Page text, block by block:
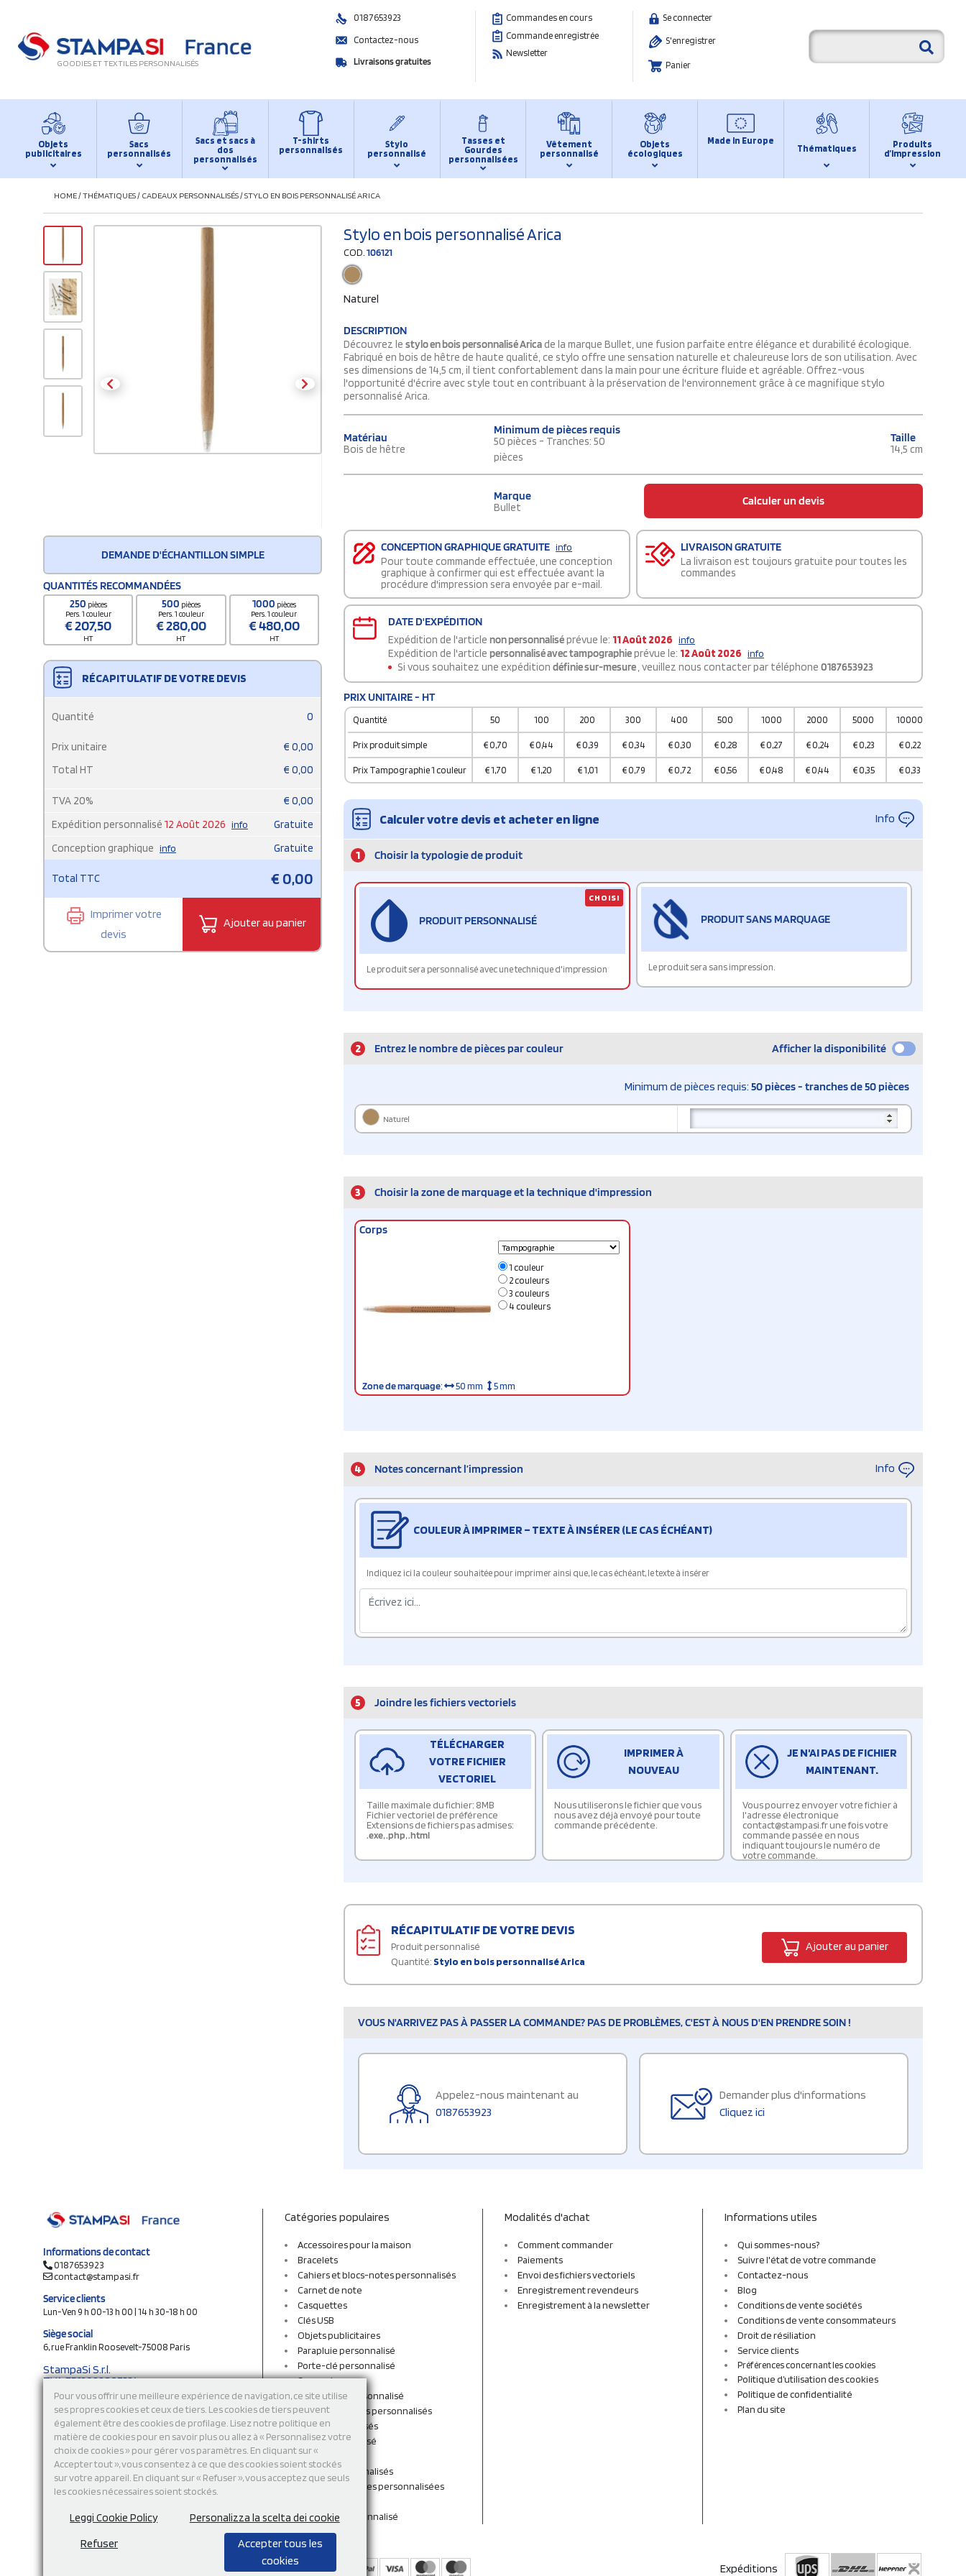
Pour vous offrir une meilleure expérience de navigation, ce site utilise
ses propres cookies et ceux de tiers. Les cookies de tiers peuvent
également être des cookies de profilage. Lisez notre politique en
matière de cookies pour en savoir plus ou allez à « Personnalisez votre
choix de cookies » pour gérer vos paramètres. En cliquant sur «
Accepter tout », vous consentez à ce que des cookies soient stockés
sur votre appareil. En cliquant sur « Refuser », vous acceptez que seuls
les cookies nécessaires soient stockés.
Leggi Cookie Policy Personalizza la scelta dei cookie
Refuser
Accepter tous les
cookies
GOODIES ET TEXTILES PERSONNALISÉS
0187653923
Contactez-nous
Livraisons gratuites
Commandes en cours
Commande enregistrée
Newsletter
Se connecter
S'enregistrer
Panier
Objets
publicitaires
Sacs
personnalisés
Sacs et sacs à
dos
personnalisés
T-shirts
personnalisés
Stylo
personnalisé
Tasses et
Gourdes
personnalisées
Vêtement
personnalisé
Objets
écologiques
Made in Europe
Thématiques
Produits
d’impression
HOME/THÉMATIQUES/ CADEAUX PERSONNALISÉS/STYLO EN BOIS PERSONNALISÉ ARICA
DEMANDE D'ÉCHANTILLON SIMPLE
QUANTITÉS RECOMMANDÉES
250 pièces
Pers. 1 couleur
€207,50
HT
500 pièces
Pers. 1 couleur
€280,00
HT
1000 pièces
Pers. 1 couleur
€480,00
HT
RÉCAPITULATIF DE VOTRE DEVIS
Quantité 0
Prix unitaire € 0,00
Total HT
€ 0,00
TVA 20% € 0,00
Expédition personnalisé 12 Août 2026 info
Gratuite
Conception graphique info Gratuite
Total TTC €0,00
Imprimer votre
devis
Ajouter au panier
Stylo en bois personnalisé Arica
COD.106121
Naturel
DESCRIPTION
Découvrez le stylo en bois personnalisé Aricade la marque Bullet, une fusion parfaite entre élégance et durabilité écologique.
Fabriqué en bois de hêtre de haute qualité, ce stylo offre une sensation naturelle et chaleureuse lors de son utilisation. Avec
ses dimensions de 14,5 cm, il tient confortablement dans la main pour une écriture fluide et agréable. Offrez-vous
l'opportunité d'écrire avec style tout en contribuant à la préservation de l'environnement grâce à ce magnifique stylo
personnalisé Arica.
Matériau
Bois de hêtre
Minimum de pièces requis
50 pièces - Tranches: 50
pièces
Taille
14,5 cm
Marque
Bullet Calculer un devis
CONCEPTION GRAPHIQUE GRATUITE info
Pour toute commande effectuée, une conception
graphique à confirmer qui est effectuée avant la
procédure d'impression sera envoyée par e-mail.
LIVRAISON GRATUITE
La livraison est toujours gratuite pour toutes les
commandes
DATE D'EXPÉDITION
Expédition de l'article non personnaliséprévue le: 11 Août 2026 info
Expédition de l'article personnalisé avec tampographieprévue le: 12 Août 2026 info
Si vous souhaitez une expédition définie sur-mesure, veuillez nous contacter par téléphone 0187653923
PRIX UNITAIRE - HT
Quantité 50 100 200 300 400 500 1000 2000 5000 10000
Prix produit simple €0,70 €0,44 €0,39 €0,34 €0,30 €0,28 €0,27 €0,24 €0,23 €0,22
Prix Tampographie 1 couleur €1,70 €1,20 €1,01 €0,79 €0,72 €0,56 €0,48 €0,44 €0,35 €0,33
Calculer votre devis et acheter en ligne Info
1 Choisir la typologie de produit
PRODUIT PERSONNALISÉ
Le produit sera personnalisé avec une technique d'impression
CHOISI
PRODUIT SANS MARQUAGE
Le produit sera sans impression.
2 Entrez le nombre de pièces par couleur Afficher la disponibilité
Minimum de pièces requis: 50 pièces - tranches de 50 pièces
Naturel
3 Choisir la zone de marquage et la technique d'impression
Corps
1 couleur
2 couleurs
3 couleurs
4 couleurs
Zone de marquage: 50 mm 5 mm
4 Notes concernant l’impression Info
COULEUR À IMPRIMER – TEXTE À INSÉRER (LE CAS ÉCHÉANT)
Indiquez ici la couleur souhaitée pour imprimer ainsi que, le cas échéant, le texte à insérer
5 Joindre les fichiers vectoriels
TÉLÉCHARGER
VOTRE FICHIER
VECTORIEL
Taille maximale du fichier: 8MB
Fichier vectoriel de préférence
Extensions de fichiers pas admises:
.exe,.php,.html
IMPRIMER À
NOUVEAU
Nous utiliserons le fichier que vous
nous avez déjà envoyé pour toute
commande précédente.
JE N'AI PAS DE FICHIER
MAINTENANT.
Vous pourrez envoyer votre fichier à
l'adresse électronique
contact@stampasi.fr une fois votre
commande passée en nous
indiquant toujours le numéro de
votre commande.
RÉCAPITULATIF DE VOTRE DEVIS
Produit personnalisé
Quantité: Stylo en bois personnalisé Arica
Ajouter au panier
VOUS N'ARRIVEZ PAS À PASSER LA COMMANDE? PAS DE PROBLÈMES, C'EST À NOUS D'EN PRENDRE SOIN !
Appelez-nous maintenant au
0187653923
Demander plus d'informations
Cliquez ici
Informations de contact
0187653923
contact@stampasi.fr
Service clients
Lun-Ven 9 h 00-13 h 00 | 14 h 30-18 h 00
Siège social
6, rue Franklin Roosevelt-75008 Paris
StampaSi S.r.l.
TVA FR13922807334
N° Rea MI-2110632
Capital social € 250.000 i.v.
Découvrez notre catalogue en ligne
Catégories populaires
Accessoires pour la maison
Bracelets
Cahiers et blocs-notes personnalisés
Carnet de note
Casquettes
Clés USB
Objets publicitaires
Parapluie personnalisé
Porte-clé personnalisé
Sac cordon
Sac en tissu personnalisé
Sacs et sacs à dos personnalisés
Sacs personnalisés
Stylo personnalisé
Sweatshirts
T-shirts personnalisés
Tasses et Gourdes personnalisées
Vêtement personnalisé
Modalités d'achat
Comment commander
Paiements
Envoi des fichiers vectoriels
Enregistrement revendeurs
Enregistrement à la newsletter
Informations utiles
Qui sommes-nous?
Suivre l'état de votre commande
Contactez-nous
Blog
Conditions de vente sociétés
Conditions de vente consommateurs
Droit de résiliation
Service clients
Préférences concernant les cookies
Politique d’utilisation des cookies
Politique de confidentialité
Plan du site
Modalité depaiement Expéditions